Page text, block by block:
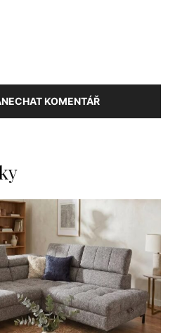
KOMENTÁŘ